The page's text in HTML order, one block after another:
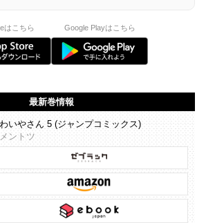
はこちら Google Playはこちら
最新巻情報
いやさん 5 (ジャンプコミックス)
ントツ